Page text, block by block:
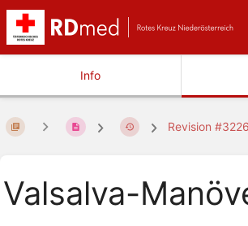
Info
Revision #3226
Valsalva-